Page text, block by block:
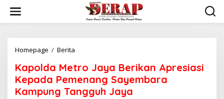
content
Homepage / Berita
Jaya
Berikan
Apresiasi
Kepada
Kapolda Metro Jaya Berikan Apresiasi
Kepada Pemenang Sayembara
Kampung Tangguh Jaya